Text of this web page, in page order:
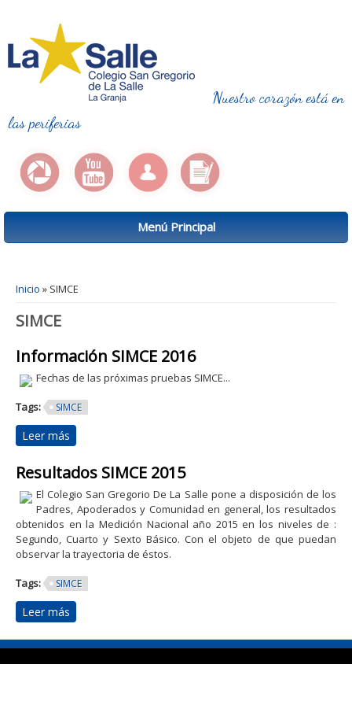
Nuestro corazón está en
las periferias
Menú Principal
Inicio » SIMCE
SIMCE
Información SIMCE 2016
Fechas de las próximas pruebas SIMCE...
Tags: SIMCE
Leer más
Resultados SIMCE 2015
El Colegio San Gregorio De La Salle pone a disposición de los
Padres, Apoderados y Comunidad en general, los resultados
obtenidos en la Medición Nacional año 2015 en los niveles de :
Segundo, Cuarto y Sexto Básico. Con el objeto de que puedan
observar la trayectoria de éstos.
Tags: SIMCE
Leer más